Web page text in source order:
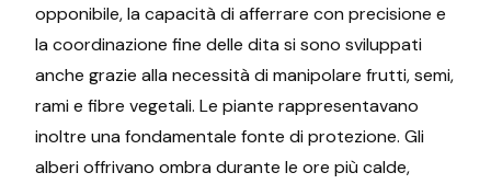
opponibile, la capacità di afferrare con precisione e
la coordinazione fine delle dita si sono sviluppati
anche grazie alla necessità di manipolare frutti, semi,
rami e fibre vegetali. Le piante rappresentavano
inoltre una fondamentale fonte di protezione. Gli
alberi offrivano ombra durante le ore più calde,